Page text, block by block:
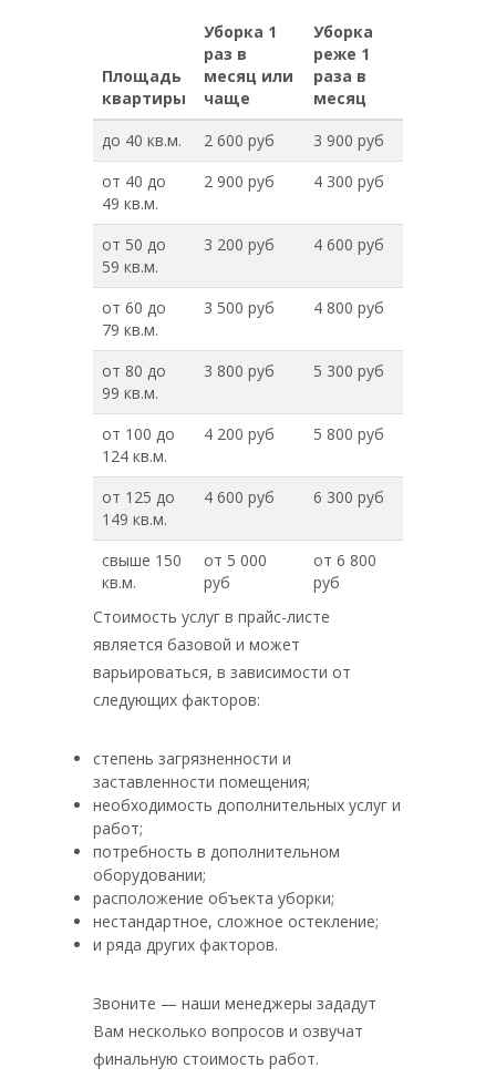
Площадь
квартиры
Уборка 1
раз в
месяц или
чаще
Уборка
реже 1
раза в
месяц
до 40 кв.м.
2 600 руб
3 900 руб
от 40 до
49 кв.м.
2 900 руб 4 300 руб
от 50 до
59 кв.м.
3 200 руб 4 600 руб
от 60 до
79 кв.м.
3 500 руб 4 800 руб
от 80 до
99 кв.м.
3 800 руб 5 300 руб
от 100 до
124 кв.м.
4 200 руб 5 800 руб
от 125 до
149 кв.м.
4 600 руб 6 300 руб
свыше 150
кв.м.
от 5 000
руб
от 6 800
руб
Стоимость услуг в прайс-листе
является базовой и может
варьироваться, в зависимости от
следующих факторов:
степень загрязненности и
заставленности помещения;
необходимость дополнительных услуг и
работ;
потребность в дополнительном
оборудовании;
расположение объекта уборки;
нестандартное, сложное остекление;
и ряда других факторов.
Звоните — наши менеджеры зададут
Вам несколько вопросов и озвучат
финальную стоимость работ.